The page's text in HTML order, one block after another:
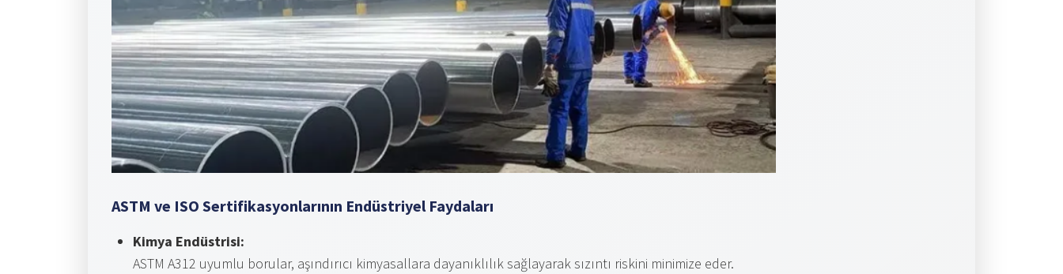
ASTM ve ISO Sertifikasyonlarının Endüstriyel Faydaları
Kimya Endüstrisi:
ASTM A312 uyumlu borular, aşındırıcı kimyasallara dayanıklılık sağlayarak sızıntı riskini minimize eder.